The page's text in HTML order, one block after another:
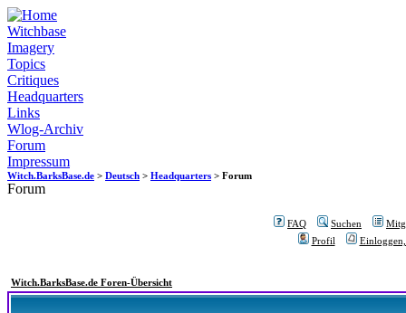
Witchbase
Imagery
Topics
Critiques
Headquarters
Links
Wlog-Archiv
Forum
Impressum
Witch.BarksBase.de > Deutsch > Headquarters > Forum
Forum
FAQ Suchen
Profil
Witch.BarksBase.de Foren-Übersicht